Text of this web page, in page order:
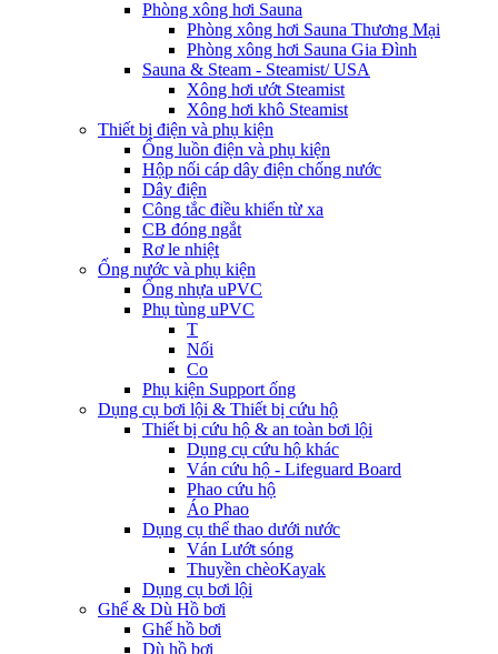
Phòng xông hơi Sauna
Phòng xông hơi Sauna Thương Mại
Phòng xông hơi Sauna Gia Đình
Sauna & Steam - Steamist/ USA
Xông hơi ướt Steamist
Xông hơi khô Steamist
Thiết bị điện và phụ kiện
Ống luồn điện và phụ kiện
Hộp nối cáp dây điện chống nước
Dây điện
Công tắc điều khiển từ xa
CB đóng ngắt
Rơ le nhiệt
Ống nước và phụ kiện
Ống nhựa uPVC
Phụ tùng uPVC
T
Nối
Co
Phụ kiện Support ống
Dụng cụ bơi lội & Thiết bị cứu hộ
Thiết bị cứu hộ & an toàn bơi lội
Dụng cụ cứu hộ khác
Ván cứu hộ - Lifeguard Board
Phao cứu hộ
Áo Phao
Dụng cụ thể thao dưới nước
Ván Lướt sóng
Thuyền chèoKayak
Dụng cụ bơi lội
Ghế & Dù Hồ bơi
Ghế hồ bơi
Dù hồ bơi